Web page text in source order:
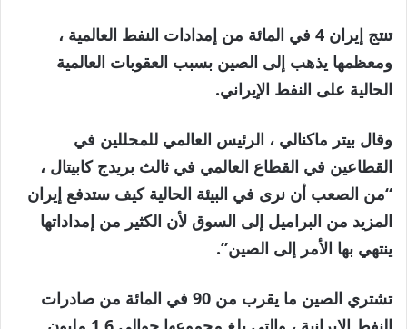
تنتج إيران 4 في المائة من إمدادات النفط العالمية ،
ومعظمها يذهب إلى الصين بسبب العقوبات العالمية
الحالية على النفط الإيراني.
وقال بيتر ماكنالي ، الرئيس العالمي للمحللين في
القطاعين في القطاع العالمي في ثالث بريدج كابيتال ،
“من الصعب أن نرى في البيئة الحالية كيف ستدفع إيران
المزيد من البراميل إلى السوق لأن الكثير من إمداداتها
ينتهي بها الأمر إلى الصين”.
تشتري الصين ما يقرب من 90 في المائة من صادرات